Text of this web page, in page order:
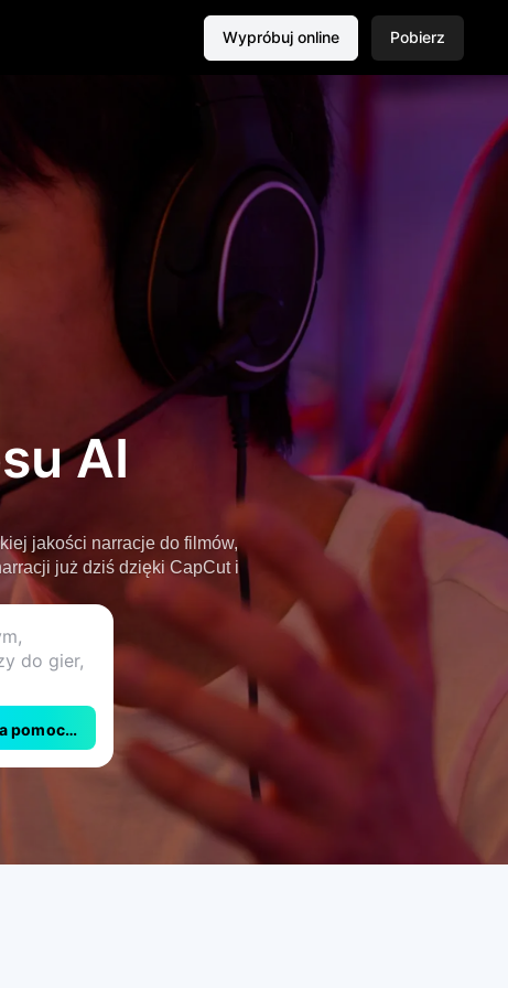
Wypróbuj online Pobierz
AI
jakości narracje do filmów,
już dziś dzięki CapCut i
pomocą CapCut